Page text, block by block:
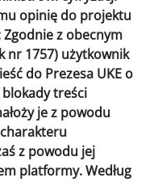
opinię do projektu
Zgodnie z obecnym
nr 1757) użytkownik
do Prezesa UKE o
treści
je z powodu
z powodu jej
platformy. Według